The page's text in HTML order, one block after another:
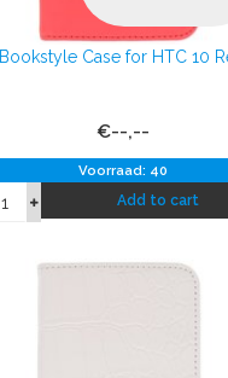
Bookstyle Case for HTC 10
€--,--
Voorraad: 40
Add to cart